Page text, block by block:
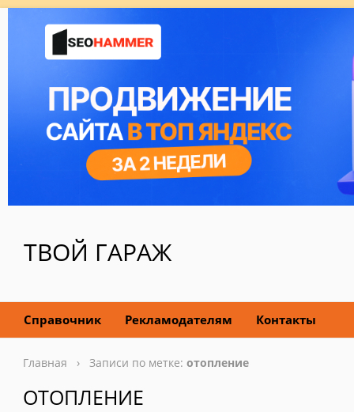
ТВОЙ ГАРАЖ
Справочник Рекламодателям Контакты
Главная › Записи по метке: отопление
ОТОПЛЕНИЕ